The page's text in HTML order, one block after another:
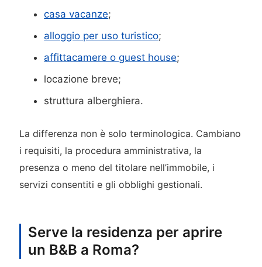
casa vacanze;
alloggio per uso turistico;
affittacamere o guest house;
locazione breve;
struttura alberghiera.
La differenza non è solo terminologica. Cambiano
i requisiti, la procedura amministrativa, la
presenza o meno del titolare nell’immobile, i
servizi consentiti e gli obblighi gestionali.
Serve la residenza per aprire
un B&B a Roma?